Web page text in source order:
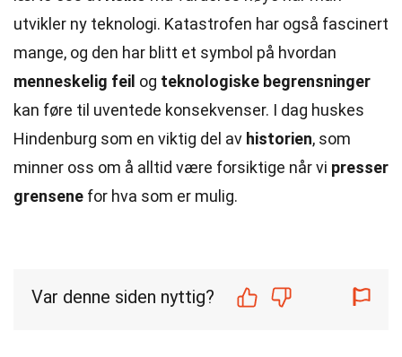
utvikler ny teknologi. Katastrofen har også fascinert
mange, og den har blitt et symbol på hvordan
menneskelig feil og teknologiske begrensninger
kan føre til uventede konsekvenser. I dag huskes
Hindenburg som en viktig del av historien, som
minner oss om å alltid være forsiktige når vi presser
grensene for hva som er mulig.
Var denne siden nyttig?